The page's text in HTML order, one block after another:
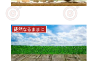
徒然なるままに